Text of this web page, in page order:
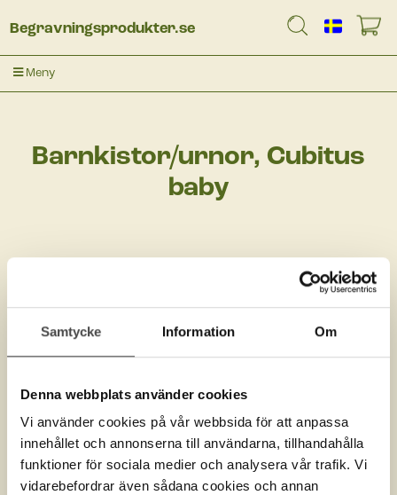
Samtycke Information Om
Denna webbplats använder cookies
Vi använder cookies på vår webbsida för att anpassa
innehållet och annonserna till användarna, tillhandahålla
funktioner för sociala medier och analysera vår trafik. Vi
vidarebefordrar även sådana cookies och annan
Begravningsprodukter.se
Meny
Barnkistor/urnor, Cubitus
baby